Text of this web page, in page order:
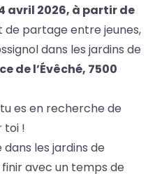
avril 2026, à partir de
partage entre jeunes,
dans les jardins de
de l’Évêché, 7500
es en recherche de
toi !
les jardins de
finir avec un temps de